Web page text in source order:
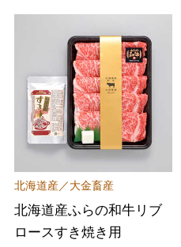
北海道産／大金畜産
北海道産ふらの和牛リブ
ロースすき焼き用